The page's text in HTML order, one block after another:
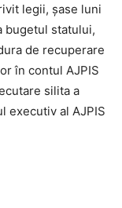
legii, şase luni
bugetul statului,
de recuperare
în contul AJPIS
silita a
executiv al AJPIS